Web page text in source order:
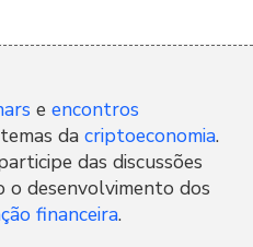
e encontros
da criptoeconomia.
das discussões
o desenvolvimento dos
financeira.